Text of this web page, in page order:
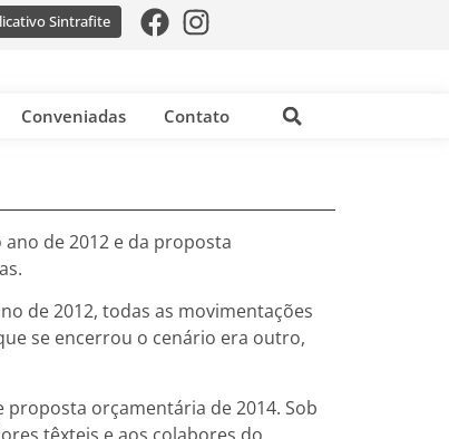
Sintrafite
Conveniadas Contato
de 2012 e da proposta
de 2012, todas as movimentações
se encerrou o cenário era outro,
orçamentária de 2014. Sob